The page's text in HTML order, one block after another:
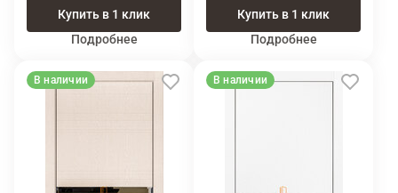
Купить в 1 клик
Подробнее
Купить в 1 клик
Подробнее
В наличии В наличии